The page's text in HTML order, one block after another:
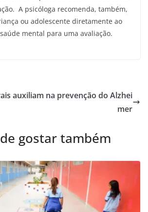
A psicóloga recomenda, também,
ou adolescente diretamente ao
mental para uma avaliação.
auxiliam na prevenção do Alzhei
mer
gostar também